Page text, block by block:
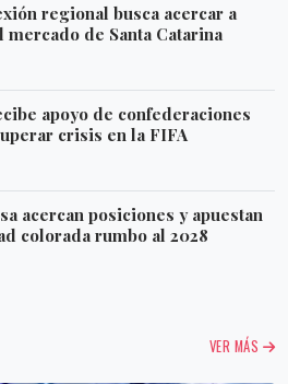
regional busca acercar a
mercado de Santa Catarina
apoyo de confederaciones
crisis en la FIFA
acercan posiciones y apuestan
colorada rumbo al 2028
VER MÁS